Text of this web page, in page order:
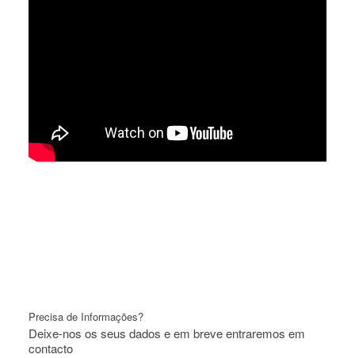
Precisa de Informações?
Deixe-nos os seus dados e em breve entraremos em
contacto